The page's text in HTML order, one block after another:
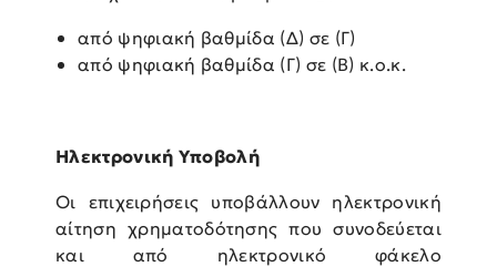
από ψηφιακή βαθμίδα (Δ) σε (Γ)
από ψηφιακή βαθμίδα (Γ) σε (Β) κ.ο.κ.
Ηλεκτρονική Υποβολή
Οι επιχειρήσεις υποβάλλουν ηλεκτρονική
αίτηση χρηματοδότησης που συνοδεύεται
και από ηλεκτρονικό φάκελο